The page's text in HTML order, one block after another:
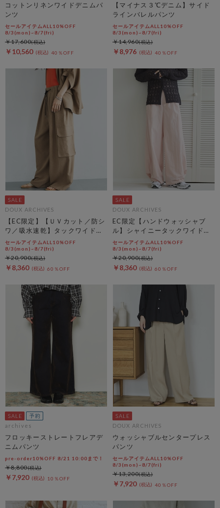
コットンリネンワイドデニムパ
ンツ
セールアイテムALL10%OFF
8/3(mon)~8/7(fri)
￥10,560 40％OFF
￥17,600
【マイナス３℃デニム】サイド
ラインバレルパンツ
セールアイテムALL10%OFF
8/3(mon)~8/7(fri)
￥8,976 40％OFF
￥14,960
DOUX ARCHIVES
【EC限定】【ＵＶカット／防シ
ワ／吸水速乾】タックワイドカ
ーゴパンツ
セールアイテムALL10%OFF
8/3(mon)~8/7(fri)
￥8,360 60％OFF
￥20,900
DOUX ARCHIVES
EC限定【ハンドウォッシャブ
ル】シャイニータックワイドパ
ンツ
セールアイテムALL10%OFF
8/3(mon)~8/7(fri)
￥8,360 60％OFF
￥20,900
archives
フロッキーストレートフレアデ
ニムパンツ
pre-order10%OFF 8/21 10:00まで！
￥7,920 10％OFF
￥8,800
DOUX ARCHIVES
ウォッシャブルセンタープレス
パンツ
セールアイテムALL10%OFF
8/3(mon)~8/7(fri)
￥7,920 40％OFF
￥13,200